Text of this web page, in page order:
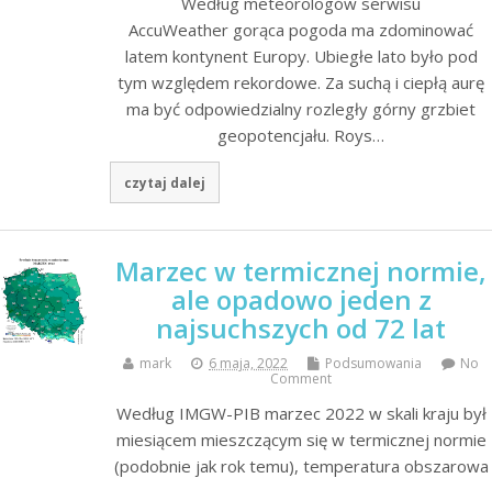
AccuWeather gorąca pogoda ma zdominować
latem kontynent Europy. Ubiegłe lato było pod
tym względem rekordowe. Za suchą i ciepłą aurę
ma być odpowiedzialny rozległy górny grzbiet
geopotencjału. Roys…
czytaj dalej
Marzec w termicznej normie,
ale opadowo jeden z
najsuchszych od 72 lat
mark 6 maja, 2022 Podsumowania
No
Comment
Według IMGW-PIB marzec 2022 w skali kraju był
miesiącem mieszczącym się w termicznej normie
(podobnie jak rok temu), temperatura obszarowa